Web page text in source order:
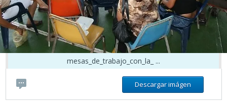
mesas_de_trabajo_con_la_ ...
Descargar imágen